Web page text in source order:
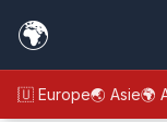
🌍
🇪🇺 Europe🌏 Asie🌍